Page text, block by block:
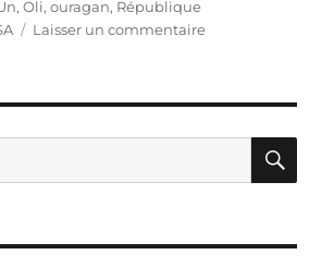
,Oli,ouragan, République
Laisser un commentairesur
les
records…